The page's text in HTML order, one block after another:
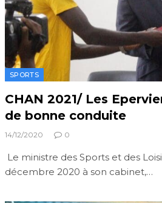
SPORTS
CHAN 2021/ Les
de bonne conduite
14/12/2020 0
Le ministre des Sports et des
décembre 2020 à son cabinet,…